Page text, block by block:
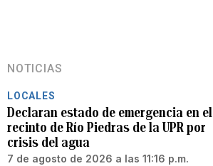
NOTICIAS
LOCALES
Declaran estado de emergencia en el
recinto de Río Piedras de la UPR por
crisis del agua
7 de agosto de 2026 a las 11:16 p.m.